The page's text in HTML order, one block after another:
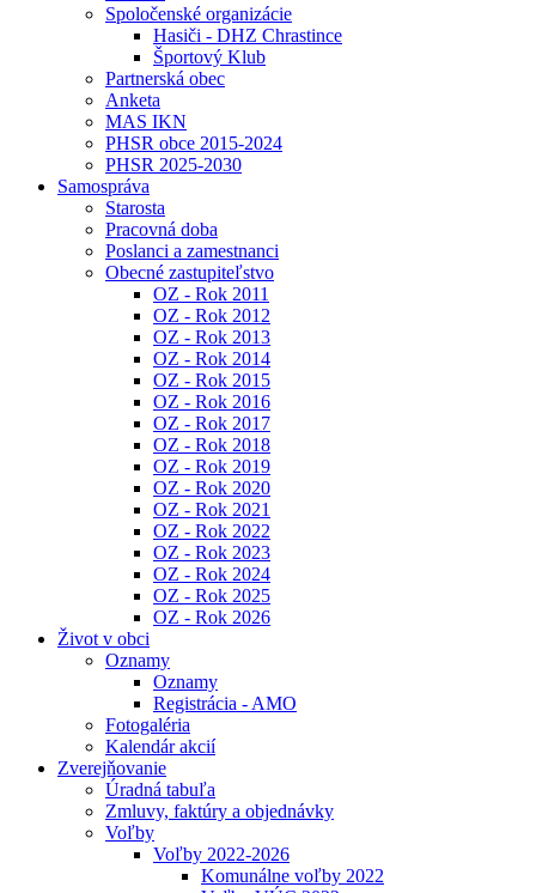
Spoločenské organizácie
Hasiči - DHZ Chrastince
Športový Klub
Partnerská obec
Anketa
MAS IKN
PHSR obce 2015-2024
PHSR 2025-2030
Samospráva
Starosta
Pracovná doba
Poslanci a zamestnanci
Obecné zastupiteľstvo
OZ - Rok 2011
OZ - Rok 2012
OZ - Rok 2013
OZ - Rok 2014
OZ - Rok 2015
OZ - Rok 2016
OZ - Rok 2017
OZ - Rok 2018
OZ - Rok 2019
OZ - Rok 2020
OZ - Rok 2021
OZ - Rok 2022
OZ - Rok 2023
OZ - Rok 2024
OZ - Rok 2025
OZ - Rok 2026
Život v obci
Oznamy
Oznamy
Registrácia - AMO
Fotogaléria
Kalendár akcií
Zverejňovanie
Úradná tabuľa
Zmluvy, faktúry a objednávky
Voľby
Voľby 2022-2026
Komunálne voľby 2022